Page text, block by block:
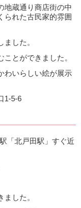
地蔵通り商店街の中
られた古民家的雰囲
した。
とができました。
わいらしい絵が展示
1-5-6
「北戸田駅」すぐ近
した。